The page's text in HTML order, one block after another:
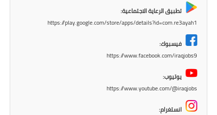
تطبيق الرعاية الاجتماعية:
https://play.google.com/store/apps/details?id=com.re3ayah1
فيسبوك:
https://www.facebook.com/iraqjobs9
يوتيوب:
https://www.youtube.com/@iraqjobs
انستغرام: